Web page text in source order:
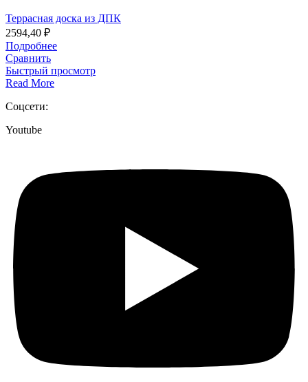
Террасная доска из ДПК
2594,40 ₽
Подробнее
Сравнить
Быстрый просмотр
Read More
Соцсети:
Youtube